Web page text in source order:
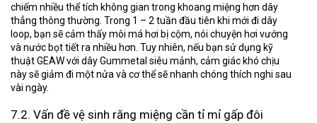
chiếm nhiều thể tích không gian trong khoang miệng hơn dây
thẳng thông thường. Trong 1 – 2 tuần đầu tiên khi mới đi dây
loop, bạn sẽ cảm thấy môi má hơi bị cộm, nói chuyện hơi vướng
và nước bọt tiết ra nhiều hơn. Tuy nhiên, nếu bạn sử dụng kỹ
thuậtGEAW với dây Gummetal siêu mảnh, cảm giác khó chịu
này sẽ giảm đi một nửa và cơ thể sẽ nhanh chóng thích nghi sau
vài ngày.
7.2. Vấn đề vệ sinh răng miệng cần tỉ mỉ gấp đôi